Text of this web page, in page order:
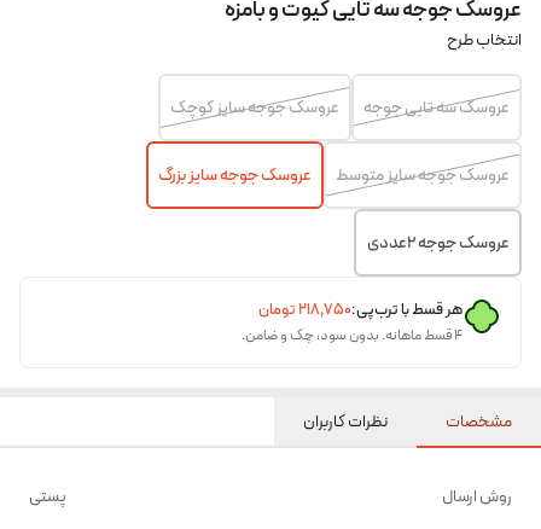
عروسک جوجه سه تایی کیوت و بامزه
انتخاب طرح
عروسک سه تایی جوجه عروسک جوجه سایز کوچک
عروسک جوجه سایز متوسط عروسک جوجه سایز بزرگ
عروسک جوجه ۲عددی
هر قسط با ترب‌پی:۲۱۸٬۷۵۰تومان
۴ قسط ماهانه. بدون سود، چک و ضامن.
مشخصات نظرات کاربران
روش ارسال پستی